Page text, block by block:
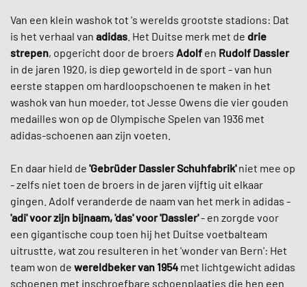
Van een klein washok tot 's werelds grootste stadions: Dat
is het verhaal van adidas . Het Duitse merk met de drie
strepen, opgericht door de broers Adolf en Rudolf Dassler
in de jaren 1920, is diep geworteld in de sport - van hun
eerste stappen om hardloopschoenen te maken in het
washok van hun moeder, tot Jesse Owens die vier gouden
medailles won op de Olympische Spelen van 1936 met
adidas-schoenen aan zijn voeten.
En daar hield de 'Gebrüder Dassler Schuhfabrik'niet mee op
- zelfs niet toen de broers in de jaren vijftig uit elkaar
gingen. Adolf veranderde de naam van het merk in adidas -
'adi' voor zijn bijnaam, 'das' voor 'Dassler'- en zorgde voor
een gigantische coup toen hij het Duitse voetbalteam
uitrustte, wat zou resulteren in het 'wonder van Bern': Het
team won de wereldbeker van 1954 met lichtgewicht adidas
schoenen met inschroefbare schoenplaatjes die hen een